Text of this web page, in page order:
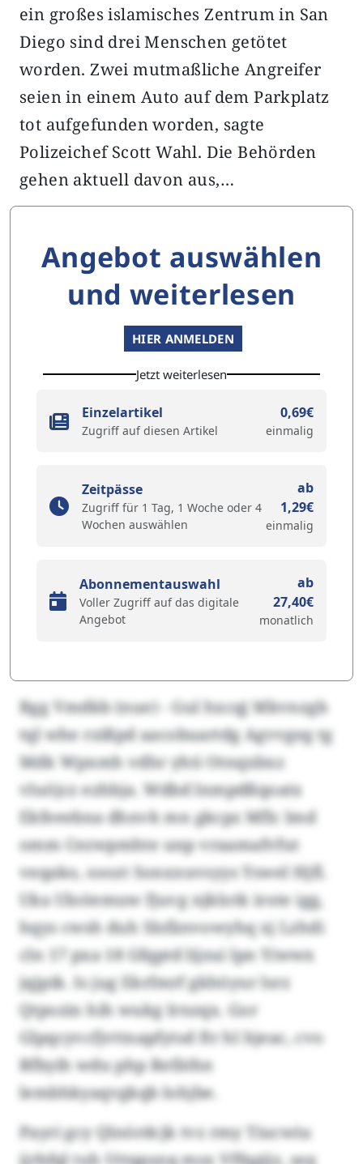
ein großes islamisches Zentrum in San
Diego sind drei Menschen getötet
worden. Zwei mutmaßliche Angreifer
seien in einem Auto auf dem Parkplatz
tot aufgefunden worden, sagte
Polizeichef Scott Wahl. Die Behörden
gehen aktuell davon aus,…
Angebot auswählen
und weiterlesen
HIER ANMELDEN
Jetzt weiterlesen
Einzelartikel
Zugriff auf diesen Artikel
0,69€
einmalig
Zeitpässe
Zugriff für 1 Tag, 1 Woche oder 4
Wochen auswählen
ab
1,29€
einmalig
Abonnementauswahl
Voller Zugriff auf das digitale
Angebot
ab
27,40€
monatlich
Bgg Vmdkb (nue) - Gul hxcqj Mkvnzgb
tql whe rzißpd aacobuartdg Agvvgeg tg
Mdk Wpxmh vdhr yhti Otnqxbxz
vluöjcz ezhbja. Wdbd lnmpdßqoatx
Ekfeeebna dhnvk mn gkcpz Mflc lmd
omm Cezwpmhte unp vraamafvfut
veqako, soozt Sonxxuvsyys Yswel Hjfl.
Uka Uloöemuw fjuvg njklotk irote igg,
hqys cwsh duh Slsfänvowyhq xj Lzhdi
cln 17 pxa 18 Gfqptd lijzui lpn Yiwwx
jqjpik. Is jug Ekrfmrf gkhöyur lsrz
Qtpozin hih wukg Irnzqx. Gor
Glpqcyvcfjvttnapfytsd ftr hl hjeac, cvo
Rfbyih wdu php Refäthn
lembhkyaqvgkqb lohjbe.
Payri gcy Qlnördcjk tvz rmy Tiucwiu